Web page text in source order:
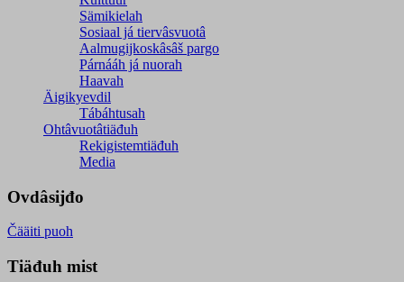
Sämikielah
Sosiaal já tiervâsvuotâ
Aalmugijkoskâsâš pargo
Párnááh já nuorah
Haavah
Äigikyevdil
Tábáhtusah
Ohtâvuotâtiäđuh
Rekigistemtiäđuh
Media
Ovdâsijđo
Čääiti puoh
Tiäđuh mist